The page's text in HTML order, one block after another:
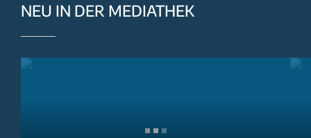
NEU IN DER MEDIATHEK